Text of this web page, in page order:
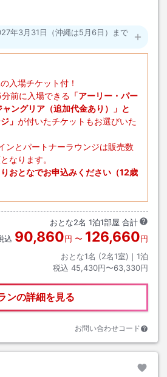
年3月31日（沖縄は5月6日）まで
入場チケット付！
前に入場できる 「アーリー・パー
ングリア（追加代金あり）」と
」 が付いたチケットもお選びいた
ンとパートナーラウンジは販売数
なります。
おとなでお申込みください（12歳
おとな2名 1泊1部屋 合計
込 90,860円 〜 126,660円
おとな1名 (2名1室)｜ 1泊
税込 45,430円〜63,330円
ンの詳細を見る
お問い合わせコード